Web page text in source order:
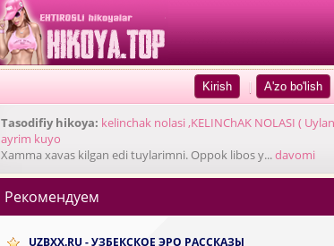
|
Tasodifiy hikoya: kelinchak nolasi ,KELINChAK NOLASI (
ayrim kuyo
Xamma xavas kilgan edi tuylarimni. Oppok libos y...davomi
Рекомендуем
UZBXX.RU - УЗБЕКСКОЕ ЭРО РАССКАЗЫ